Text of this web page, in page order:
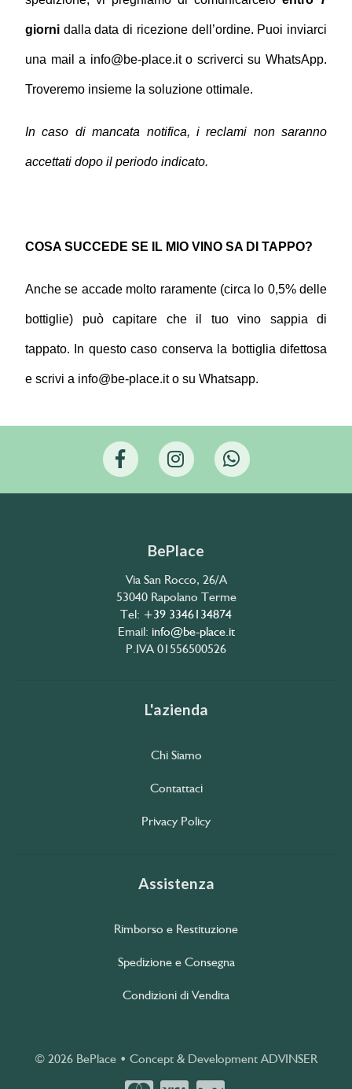
giorni dalla data di ricezione dell’ordine. Puoi inviarci
una mail a info@be-place.it o scriverci su WhatsApp.
Troveremo insieme la soluzione ottimale.
In caso di mancata notifica, i reclami non saranno
accettati dopo il periodo indicato.
COSA SUCCEDE SE IL MIO VINO SA DI TAPPO?
Anche se accade molto raramente (circa lo 0,5% delle
bottiglie) può capitare che il tuo vino sappia di
tappato. In questo caso conserva la bottiglia difettosa
e scrivi a info@be-place.it o su Whatsapp.
BePlace
Via San Rocco, 26/A
53040 Rapolano Terme
Tel: +39 3346134874
Email: info@be-place.it
P.IVA 01556500526
L'azienda
Chi Siamo
Contattaci
Privacy Policy
Assistenza
Rimborso e Restituzione
Spedizione e Consegna
Condizioni di Vendita
© 2026 BePlace • Concept & Development ADVINSER